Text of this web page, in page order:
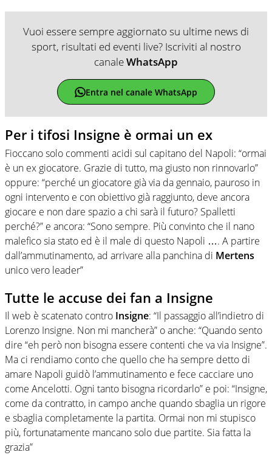
Vuoi essere sempre aggiornato su ultime news di
sport, risultati ed eventi live? Iscriviti al nostro
canaleWhatsApp
Entra nel canale WhatsApp
Per i tifosi Insigne è ormai un ex
Fioccano solo commenti acidi sul capitano del Napoli: “ormai
è un ex giocatore. Grazie di tutto, ma giusto non rinnovarlo”
oppure: “perché un giocatore già via da gennaio, pauroso in
ogni intervento e con obiettivo già raggiunto, deve ancora
giocare e non dare spazio a chi sarà il futuro? Spalletti
perché?” e ancora: “Sono sempre. Più convinto che il nano
malefico sia stato ed è il male di questo Napoli …. A partire
dall’ammutinamento, ad arrivare alla panchina di Mertens
unico vero leader”
Tutte le accuse dei fan a Insigne
Il web è scatenato contro Insigne: “Il passaggio all’indietro di
Lorenzo Insigne. Non mi mancherà” o anche: “Quando sento
dire “eh però non bisogna essere contenti che va via Insigne”.
Ma ci rendiamo conto che quello che ha sempre detto di
amare Napoli guidò l’ammutinamento e fece cacciare uno
come Ancelotti. Ogni tanto bisogna ricordarlo” e poi: “Insigne,
come da contratto, in campo anche quando sbaglia un rigore
e sbaglia completamente la partita. Ormai non mi stupisco
più, fortunatamente mancano solo due partite. Sia fatta la
grazia”